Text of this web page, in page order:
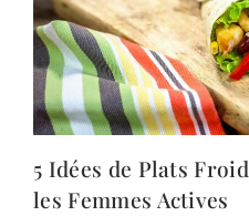
5 Idées de Plats
les Femmes Actives